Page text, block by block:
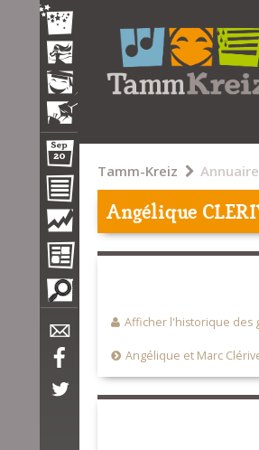
Tamm-Kreiz Annuaire
Angélique
Afficher l'historique des
Angélique et Marc